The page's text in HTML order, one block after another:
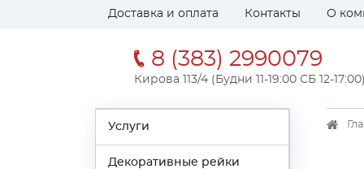
Доставка и оплата Контакты О
8 (383) 2990079
Кирова 113/4 (Будни 11-19:00 СБ 12-
Услуги
Декоративные рейки